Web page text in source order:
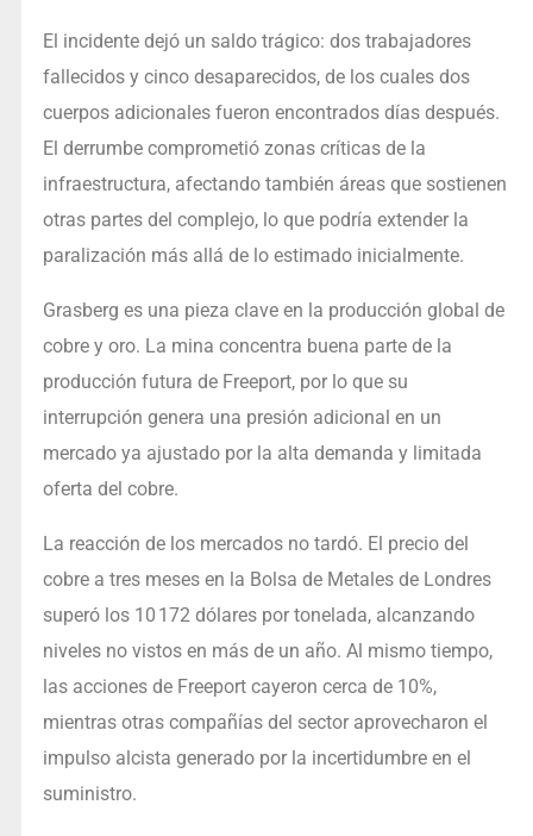
El incidente dejó un saldo trágico: dos trabajadores
fallecidos y cinco desaparecidos, de los cuales dos
cuerpos adicionales fueron encontrados días después.
El derrumbe comprometió zonas críticas de la
infraestructura, afectando también áreas que sostienen
otras partes del complejo, lo que podría extender la
paralización más allá de lo estimado inicialmente.
Grasberg es una pieza clave en la producción global de
cobre y oro. La mina concentra buena parte de la
producción futura de Freeport, por lo que su
interrupción genera una presión adicional en un
mercado ya ajustado por la alta demanda y limitada
oferta del cobre.
La reacción de los mercados no tardó. El precio del
cobre a tres meses en la Bolsa de Metales de Londres
superó los 10 172 dólares por tonelada, alcanzando
niveles no vistos en más de un año. Al mismo tiempo,
las acciones de Freeport cayeron cerca de 10%,
mientras otras compañías del sector aprovecharon el
impulso alcista generado por la incertidumbre en el
suministro.